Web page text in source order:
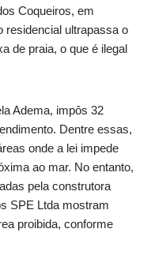
Coqueiros, em
residencial ultrapassa o
de praia, o que é ilegal
Adema, impôs 32
Dentre essas,
onde a lei impede
ao mar. No entanto,
pela construtora
SPE Ltda mostram
proibida, conforme